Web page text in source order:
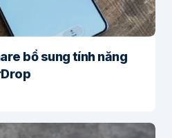
bổ sung tính năng